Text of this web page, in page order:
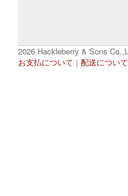
2026 Hackleberry & Sons
お支払について ｜ 配送について